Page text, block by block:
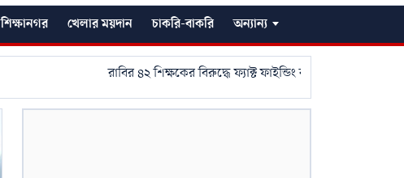
শিক্ষানগর খেলার ময়দান চাকরি-বাকরি অন্যান্য
রাবির ৪২ শিক্ষকের বিরুদ্ধে ফ্যাক্ট ফাইন্ডিং কমিটি গঠন